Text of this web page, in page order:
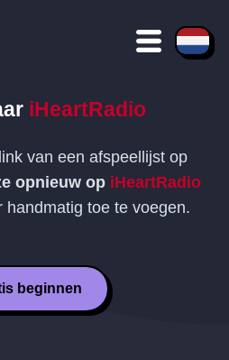
iHeartRadio
van een afspeellijst op
opnieuw op iHeartRadio
handmatig toe te voegen.
beginnen